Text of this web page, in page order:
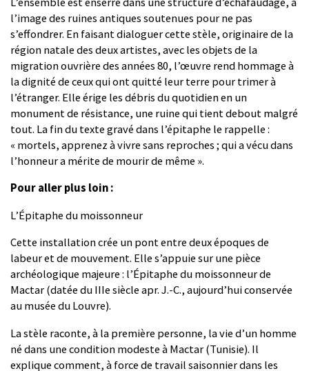
l’image des ruines antiques soutenues pour ne pas
s’effondrer. En faisant dialoguer cette stèle, originaire de la
région natale des deux artistes, avec les objets de la
migration ouvrière des années 80, l’œuvre rend hommage à
la dignité de ceux qui ont quitté leur terre pour trimer à
l’étranger. Elle érige les débris du quotidien en un
monument de résistance, une ruine qui tient debout malgré
tout. La fin du texte gravé dans l’épitaphe le rappelle :
« mortels, apprenez à vivre sans reproches ; qui a vécu dans
l’honneur a mérite de mourir de même ».
Pour aller plus loin :
L’Épitaphe du moissonneur
Cette installation crée un pont entre deux époques de
labeur et de mouvement. Elle s’appuie sur une pièce
archéologique majeure : l’Épitaphe du moissonneur de
Mactar (datée du IIIe siècle apr. J.-C., aujourd’hui conservée
au musée du Louvre).
La stèle raconte, à la première personne, la vie d’un homme
né dans une condition modeste à Mactar (Tunisie). Il
explique comment, à force de travail saisonnier dans les